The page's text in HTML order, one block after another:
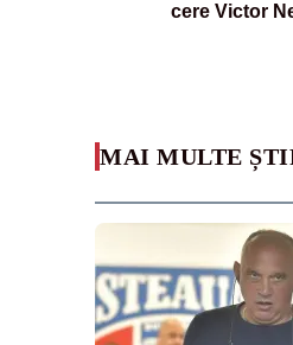
cere Victor
MAI MULTE